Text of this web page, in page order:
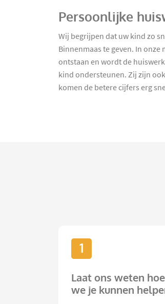
Persoonlijke
Wij begrijpen dat uw kind zo
Binnenmaas te geven. In
ontstaan en wordt de
kind ondersteunen. Zij zijn
komen de betere cijfers erg
1
Laat ons weten hoe
we je kunnen